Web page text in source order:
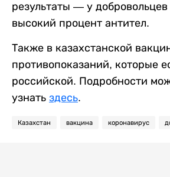
результаты — у добровольцев
высокий процент антител.
Также в казахстанской
противопоказаний, которые
российской. Подробности
узнать здесь.
Казахстан вакцина коронавирус